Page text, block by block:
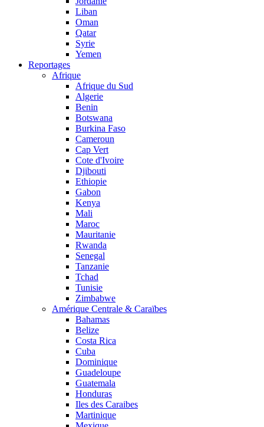
Liban
Oman
Qatar
Syrie
Yemen
Reportages
Afrique
Afrique du Sud
Algerie
Benin
Botswana
Burkina Faso
Cameroun
Cap Vert
Cote d'Ivoire
Djibouti
Ethiopie
Gabon
Kenya
Mali
Maroc
Mauritanie
Rwanda
Senegal
Tanzanie
Tchad
Tunisie
Zimbabwe
Amérique Centrale & Caraïbes
Bahamas
Belize
Costa Rica
Cuba
Dominique
Guadeloupe
Guatemala
Honduras
Iles des Caraibes
Martinique